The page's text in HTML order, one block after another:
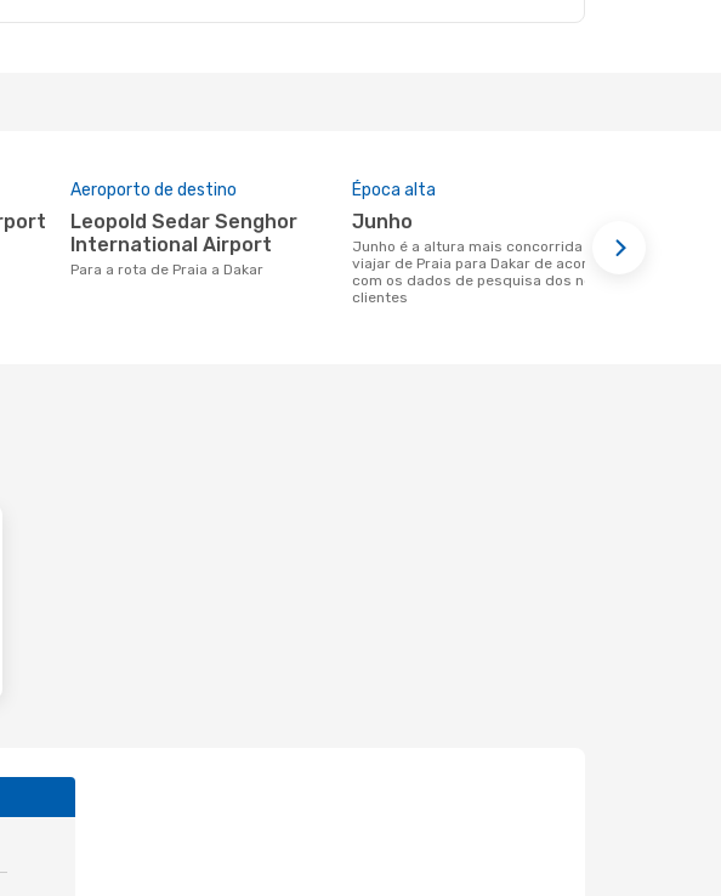
Aeroporto de destino
Leopold Sedar Senghor
International Airport
Para a rota de Praia a Dakar
Época alta
junho
junho é a altura mais concorrida para
viajar de Praia para Dakar de acordo
com os dados de pesquisa dos nossos
clientes